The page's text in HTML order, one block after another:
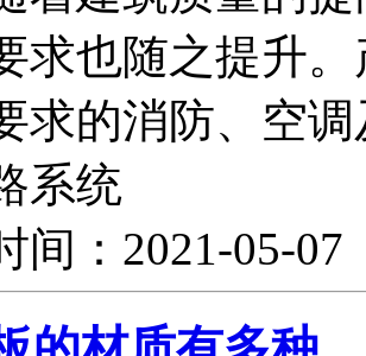
求也随之提升
求的消防、空
系统
间：2021-05-